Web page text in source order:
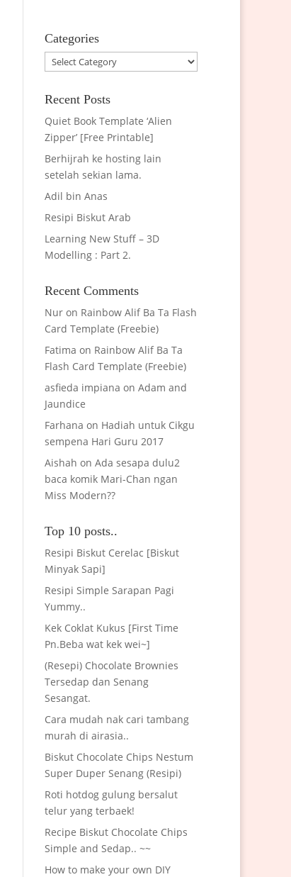
Categories
Categories
Recent Posts
Quiet Book Template ‘Alien
Zipper’ [Free Printable]
Berhijrah ke hosting lain
setelah sekian lama.
Adil bin Anas
Resipi Biskut Arab
Learning New Stuff – 3D
Modelling : Part 2.
Recent Comments
Nur on Rainbow Alif Ba Ta Flash
Card Template (Freebie)
Fatima on Rainbow Alif Ba Ta
Flash Card Template (Freebie)
asfieda impiana onAdam and
Jaundice
Farhana on Hadiah untuk Cikgu
sempena Hari Guru 2017
Aishah onAda sesapa dulu2
baca komik Mari-Chan ngan
Miss Modern??
Top 10 posts..
Resipi Biskut Cerelac [Biskut
Minyak Sapi]
Resipi Simple Sarapan Pagi
Yummy..
Kek Coklat Kukus [First Time
Pn.Beba wat kek wei~]
(Resepi) Chocolate Brownies
Tersedap dan Senang
Sesangat.
Cara mudah nak cari tambang
murah di airasia..
Biskut Chocolate Chips Nestum
Super Duper Senang (Resipi)
Roti hotdog gulung bersalut
telur yang terbaek!
Recipe Biskut Chocolate Chips
Simple and Sedap.. ~~
How to make your own DIY